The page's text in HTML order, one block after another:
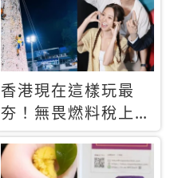
支援中文
香港現在這樣玩最
夯！無畏燃料稅上
漲，現在買自由行只
要8888元起